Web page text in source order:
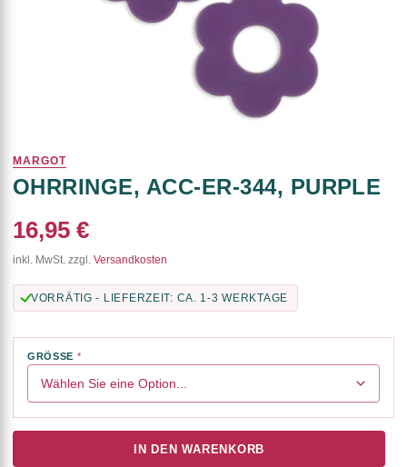
MARGOT
OHRRINGE, ACC-ER-344, PURPLE
16,95 €
inkl. MwSt. zzgl. Versandkosten
VORRÄTIG - LIEFERZEIT: CA. 1-3 WERKTAGE
GRÖSSE
IN DEN WARENKORB